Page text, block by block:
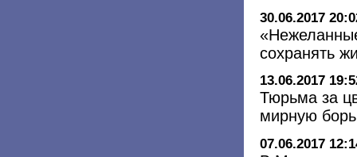
30.06.2017
сохранять
13.06.2017
Тюрьма за
мирную
07.06.2017